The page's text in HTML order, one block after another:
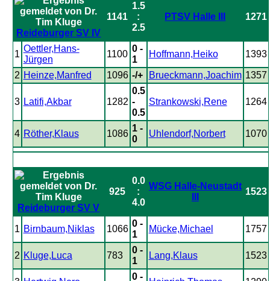
Reideburger SV IV
1141
1.5
:
2.5
PTSV Halle III 1271
1
Oettler,Hans-
Jürgen
1100
0 -
1
Hoffmann,Heiko 1393
2 Heinze,Manfred 1096 -/+ Brueckmann,Joachim 1357
3 Latifi,Akbar 1282
0.5
-
0.5
Strankowski,Rene 1264
4 Röther,Klaus 1086
1 -
0
Uhlendorf,Norbert 1070
Reideburger SV V
925
0.0
:
4.0
WSG Halle-Neustadt
1523
1 Birnbaum,Niklas 1066
0 -
1
Mücke,Michael 1757
2 Kluge,Luca 783
0 -
1
Lang,Klaus 1523
0 -